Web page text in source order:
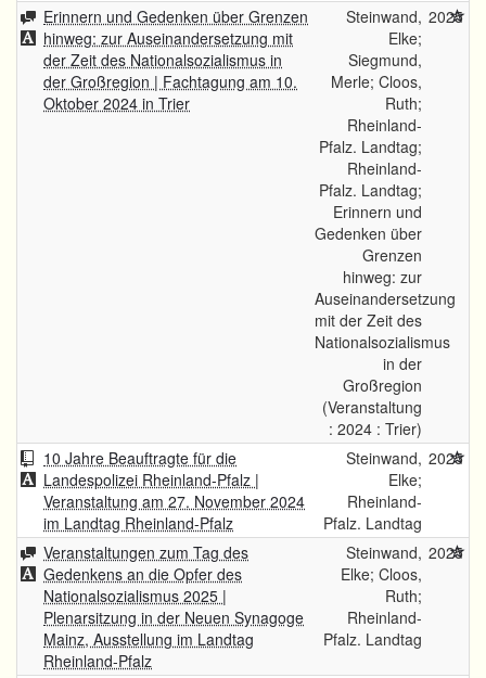
Erinnern und Gedenken über Grenzen
hinweg: zur Auseinandersetzung mit
der Zeit des Nationalsozialismus in
der Großregion | Fachtagung am 10.
Oktober 2024 in Trier
Steinwand,
Elke;
Siegmund,
Merle; Cloos,
Ruth;
Rheinland-
Pfalz. Landtag;
Rheinland-
Pfalz. Landtag;
Erinnern und
Gedenken über
Grenzen
hinweg: zur
Auseinandersetzung
mit der Zeit des
Nationalsozialismus
in der
Großregion
(Veranstaltung
: 2024 : Trier)
2025
10 Jahre Beauftragte für die
Landespolizei Rheinland-Pfalz |
Veranstaltung am 27. November 2024
im Landtag Rheinland-Pfalz
Steinwand,
Elke;
Rheinland-
Pfalz. Landtag
2025
Veranstaltungen zum Tag des
Gedenkens an die Opfer des
Nationalsozialismus 2025 |
Plenarsitzung in der Neuen Synagoge
Mainz, Ausstellung im Landtag
Rheinland-Pfalz
Steinwand,
Elke; Cloos,
Ruth;
Rheinland-
Pfalz. Landtag
2025